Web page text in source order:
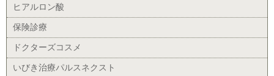
ヒアルロン酸
保険診療
ドクターズコスメ
いびき治療パルスネクスト